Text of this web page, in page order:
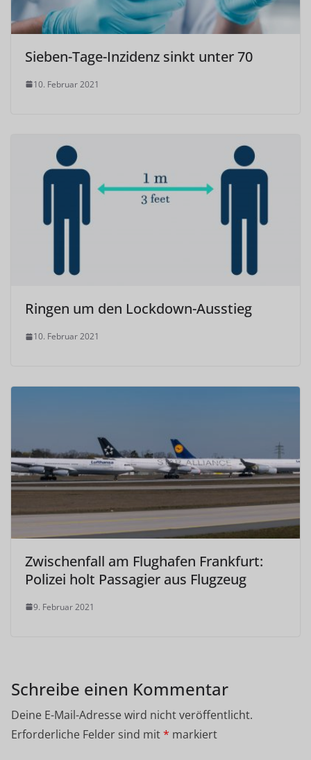
Sieben-Tage-Inzidenz sinkt unter 70
10. Februar 2021
Ringen um den Lockdown-Ausstieg
10. Februar 2021
Zwischenfall am Flughafen Frankfurt:
Polizei holt Passagier aus Flugzeug
9. Februar 2021
Schreibe einen Kommentar
Deine E-Mail-Adresse wird nicht veröffentlicht.
Erforderliche Felder sind mit* markiert